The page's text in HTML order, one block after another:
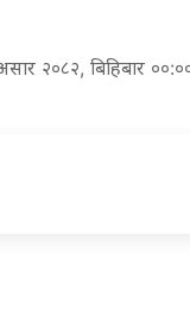
२०८२, बिहिबार